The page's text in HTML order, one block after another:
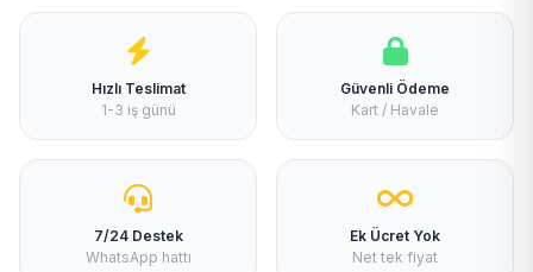
Hızlı Teslimat
1-3 iş günü
Güvenli Ödeme
Kart / Havale
7/24 Destek
WhatsApp hattı
Ek Ücret Yok
Net tek fiyat